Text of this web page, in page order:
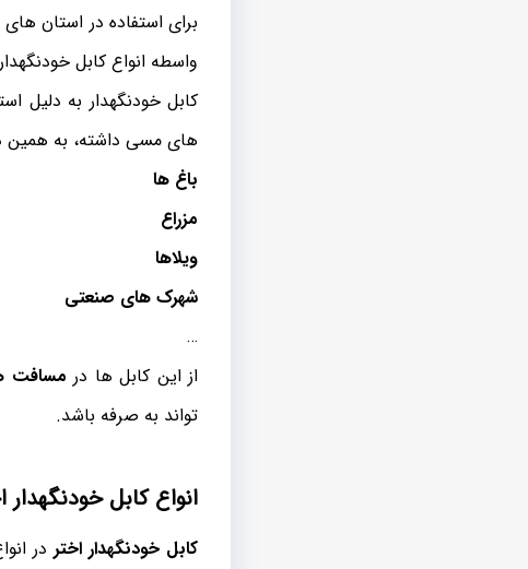
برای استفاده در استان
واسطه انواع کابل
کابل خودنگهدار به دلیل
های مسی داشته، به همین
باغ ها
مزراع
ویلاها
شهرک های صنعتی
…
از این کابل ها در مسافت
تواند به صرفه باشد.
انواع کابل خودنگهدار
کابل خودنگهدار اختر در